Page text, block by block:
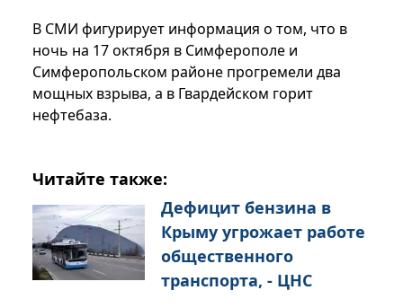
В СМИ фигурирует информация о том, что в
ночь на 17 октября в Симферополе и
Симферопольском районе прогремели два
мощных взрыва, а в Гвардейском горит
нефтебаза.
Читайте также:
Дефицит бензина в
Крыму угрожает работе
общественного
транспорта, - ЦНС